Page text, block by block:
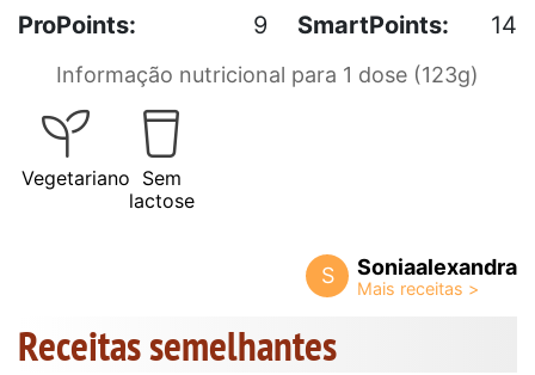
ProPoints:
9 SmartPoints: 14
Informação nutricional para 1 dose (123g)
Vegetariano Sem
lactose
S Soniaalexandra
Receitas semelhantes